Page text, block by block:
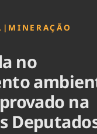
| MINERAÇÃO
no
na